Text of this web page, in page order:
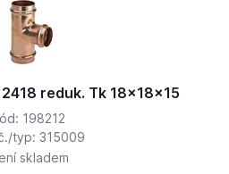
reduk. Tk 18x18x15
198212
typ: 315009
skladem